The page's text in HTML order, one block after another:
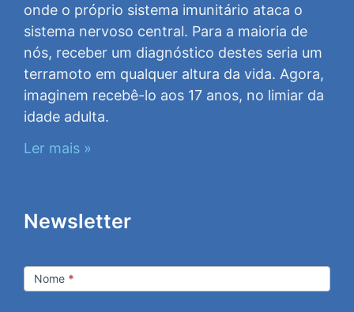
onde o próprio sistema imunitário ataca o
sistema nervoso central. Para a maioria de
nós, receber um diagnóstico destes seria um
terramoto em qualquer altura da vida. Agora,
imaginem recebê-lo aos 17 anos, no limiar da
idade adulta.
Ler mais »
Newsletter
Nome *